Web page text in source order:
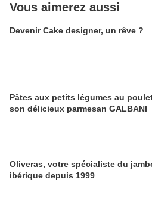
Vous aimerez aussi
Devenir Cake designer, un rêve ?
Pâtes aux petits légumes au
son délicieux parmesan GALBANI
Oliveras, votre spécialiste du
ibérique depuis 1999